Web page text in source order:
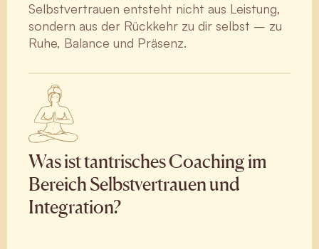
Selbstvertrauen entsteht nicht aus Leistung,
sondern aus der Rückkehr zu dir selbst – zu
Ruhe, Balance und Präsenz.
Was ist tantrisches Coaching im
Bereich Selbstvertrauen und
Integration?